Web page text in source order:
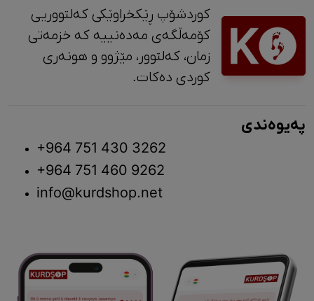
کوردشۆپ ڕێکخراوێکی کەلتووریی
کۆمەڵگەی مەدەنییە کە خزمەتی
زمان، کەلتوور، مێژوو و ‎هونەری
کوردی دەکات.
پەیوەندی
+964 751 430 3262
+964 751 460 9262
info@kurdshop.net